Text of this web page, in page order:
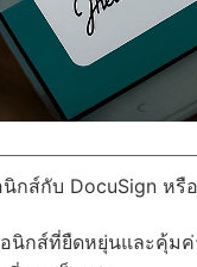
กส์กับ DocuSign ห
นิกส์ที่ยืดหยุ่นและคุ้ม